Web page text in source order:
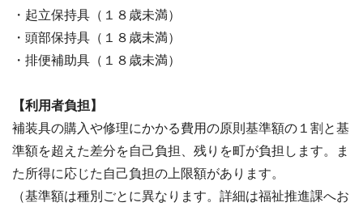
・起立保持具（１８歳未満）
・頭部保持具（１８歳未満）
・排便補助具（１８歳未満）
【利用者負担】
補装具の購入や修理にかかる費用の原則基準額の１割と基
準額を超えた差分を自己負担、残りを町が負担します。ま
た所得に応じた自己負担の上限額があります。
（基準額は種別ごとに異なります。詳細は福祉推進課へお